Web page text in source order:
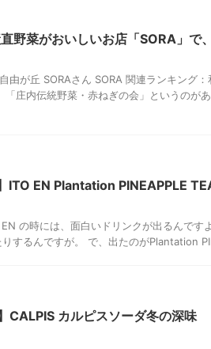
野菜がおいしいお店「SORA」で
が丘 SORAさん SORA 関連ランキング：
「庄内伝統野菜・赤ねぎの会」というのが
ITO EN Plantation PINEAPPLE
の時には、面白いドリンクが出るんです
するんですが。 で、出たのがPlantation
CALPIS カルピスソーダ冬の深味